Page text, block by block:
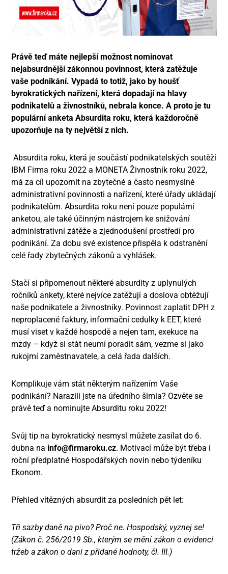
Právě teď máte nejlepší možnost nominovat
nejabsurdnější zákonnou povinnost, která zatěžuje
vaše podnikání. Vypadá to totiž, jako by houšť
byrokratických nařízení, která dopadají na hlavy
podnikatelů a živnostníků, nebrala konce. A proto je tu
populární anketa Absurdita roku, která každoročně
upozorňuje na ty největší z nich.
Absurdita roku, která je součástí podnikatelských soutěží
IBM Firma roku 2022 a MONETA Živnostník roku 2022,
má za cíl upozornit na zbytečné a často nesmyslné
administrativní povinnosti a nařízení, které úřady ukládají
podnikatelům. Absurdita roku není pouze populární
anketou, ale také účinným nástrojem ke snižování
administrativní zátěže a zjednodušení prostředí pro
podnikání. Za dobu své existence přispěla k odstranění
celé řady zbytečných zákonů a vyhlášek.
Stačí si připomenout některé absurdity z uplynulých
ročníků ankety, které nejvíce zatěžují a doslova obtěžují
naše podnikatele a živnostníky. Povinnost zaplatit DPH z
neproplacené faktury, informační cedulky k EET, které
musí viset v každé hospodě a nejen tam, exekuce na
mzdy – když si stát neumí poradit sám, vezme si jako
rukojmí zaměstnavatele, a celá řada dalších.
Komplikuje vám stát některým nařízením Vaše
podnikání? Narazili jste na úředního šimla? Ozvěte se
právě teď a nominujte Absurditu roku 2022!
Svůj tip na byrokratický nesmysl můžete zasílat do 6.
dubna na info@firmaroku.cz. Motivací může být třeba i
roční předplatné Hospodářských novin nebo týdeníku
Ekonom.
Přehled vítězných absurdit za posledních pět let:
Tři sazby daně na pivo? Proč ne. Hospodský, vyznej se!
(Zákon č. 256/2019 Sb., kterým se mění zákon o evidenci
tržeb a zákon o dani z přidané hodnoty, čl. III.)